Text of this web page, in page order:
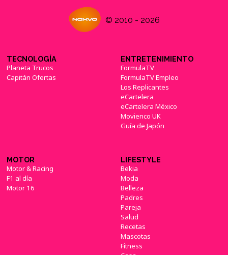
© 2010 - 2026
TECNOLOGÍA
Planeta Trucos
Capitán Ofertas
ENTRETENIMIENTO
FormulaTV
FormulaTV Empleo
Los Replicantes
eCartelera
eCartelera México
Movienco UK
Guía de Japón
MOTOR
Motor & Racing
F1 al día
Motor 16
LIFESTYLE
Bekia
Moda
Belleza
Padres
Pareja
Salud
Recetas
Mascotas
Fitness